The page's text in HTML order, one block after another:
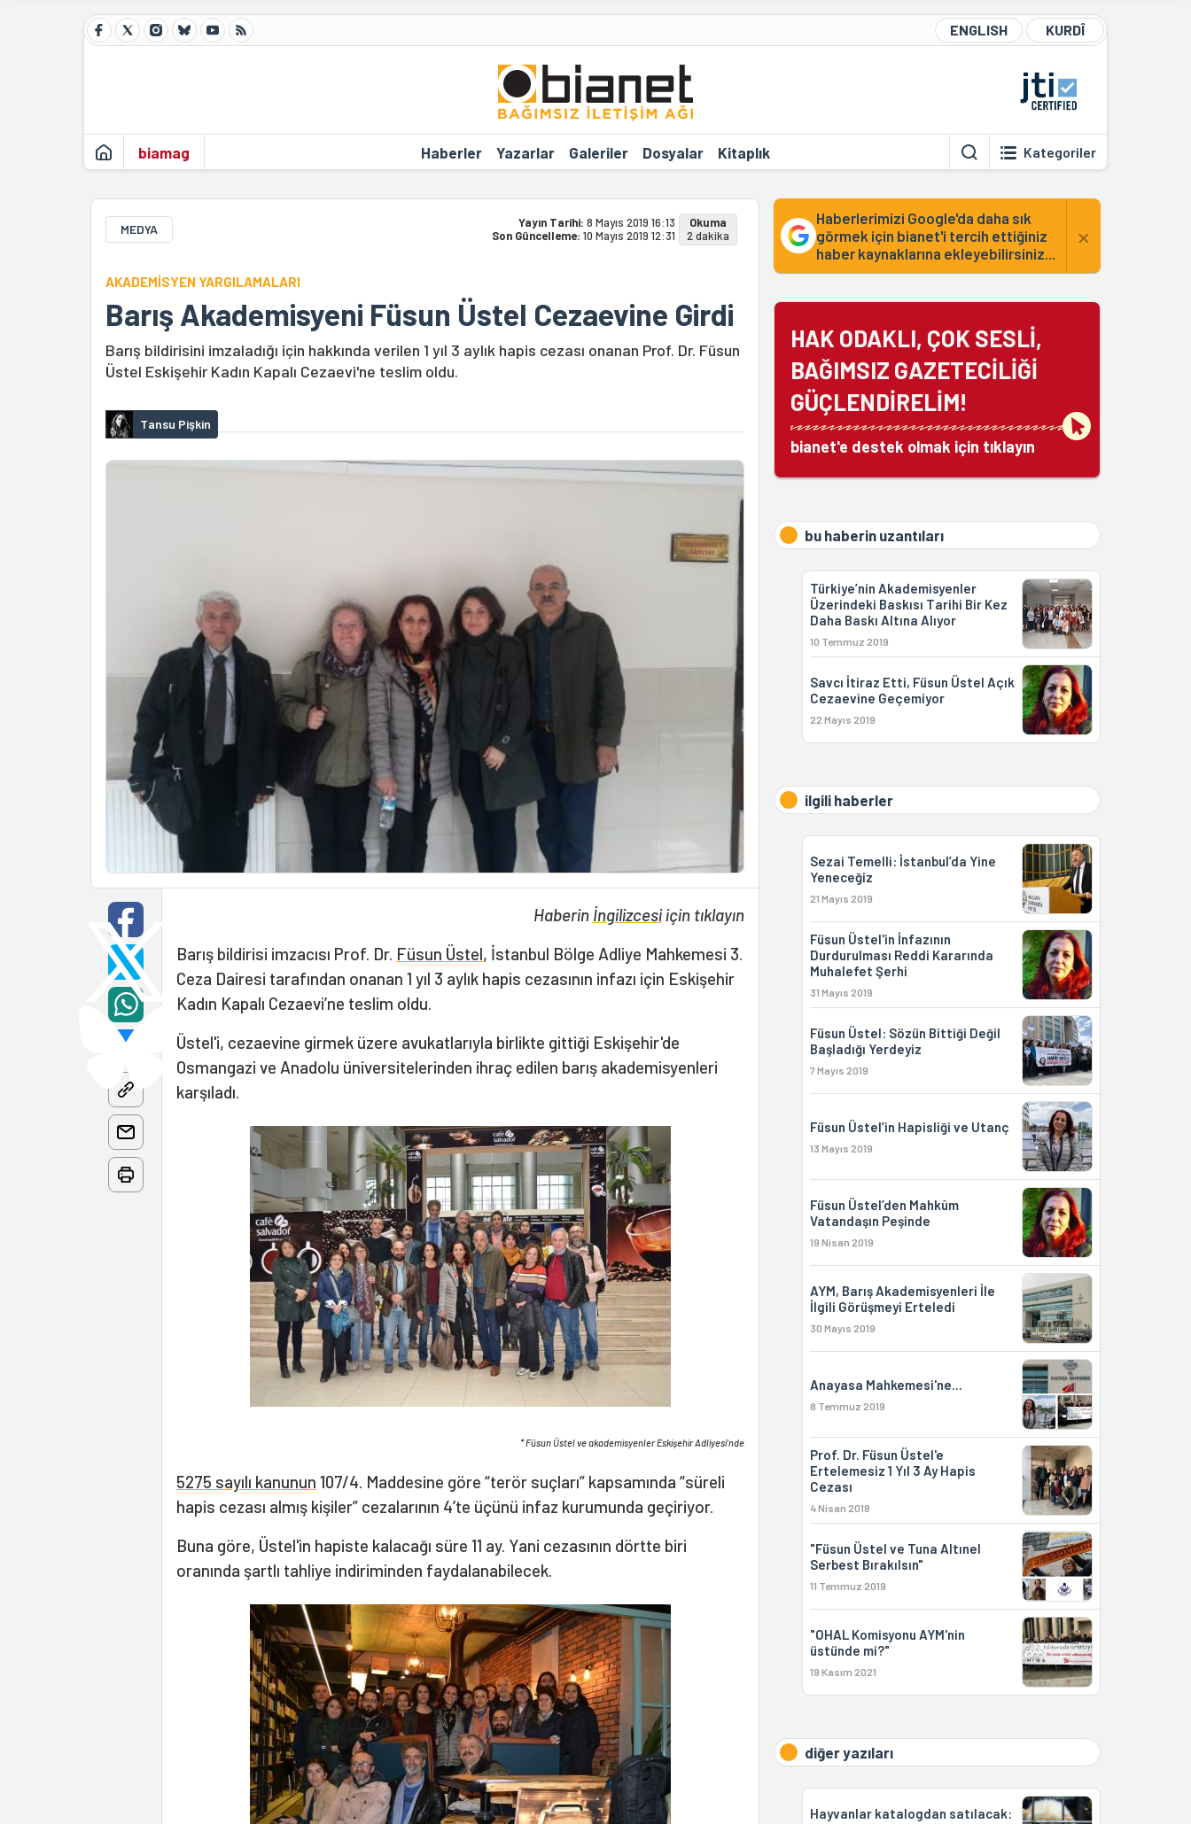
ENGLISH KURDÎ
biamag Haberler Yazarlar Galeriler Dosyalar Kitaplık Kategoriler
MEDYA Yayın Tarihi: 8 Mayıs 2019 16:13
Son Güncelleme: 10 Mayıs 2019 12:31
Okuma
2 dakika
AKADEMİSYEN YARGILAMALARI
Barış Akademisyeni Füsun Üstel Cezaevine Girdi
Barış bildirisini imzaladığı için hakkında verilen 1 yıl 3 aylık hapis cezası onanan Prof. Dr. Füsun
Üstel Eskişehir Kadın Kapalı Cezaevi'ne teslim oldu.
Tansu Pişkin
Haberin İngilizcesiiçin tıklayın
Barış bildirisi imzacısı Prof. Dr. Füsun Üstel, İstanbul Bölge Adliye Mahkemesi 3.
Ceza Dairesi tarafından onanan 1 yıl 3 aylık hapis cezasının infazı için Eskişehir
Kadın Kapalı Cezaevi’ne teslim oldu.
Üstel'i, cezaevine girmek üzere avukatlarıyla birlikte gittiği Eskişehir'de
Osmangazi ve Anadolu üniversitelerinden ihraç edilen barış akademisyenleri
karşıladı.
* Füsun Üstel ve akademisyenler Eskişehir Adliyesi'nde
5275 sayılı kanunun 107/4. Maddesine göre “terör suçları” kapsamında “süreli
hapis cezası almış kişiler” cezalarının 4’te üçünü infaz kurumunda geçiriyor.
Buna göre, Üstel'in hapiste kalacağı süre 11 ay. Yani cezasının dörtte biri
oranında şartlı tahliye indiriminden faydalanabilecek.
Haberlerimizi Google'da daha sık
görmek için bianet'i tercih ettiğiniz
haber kaynaklarına ekleyebilirsiniz...
×
HAK ODAKLI, ÇOK SESLİ,
BAĞIMSIZ GAZETECİLİĞİ
GÜÇLENDİRELİM!
bianet'e destek olmak için tıklayın
bu haberin uzantıları
Türkiye’nin Akademisyenler
Üzerindeki Baskısı Tarihi Bir Kez
Daha Baskı Altına Alıyor
10 Temmuz 2019
Savcı İtiraz Etti, Füsun Üstel Açık
Cezaevine Geçemiyor
22 Mayıs 2019
ilgili haberler
Sezai Temelli: İstanbul’da Yine
Yeneceğiz
21 Mayıs 2019
Füsun Üstel'in İnfazının
Durdurulması Reddi Kararında
Muhalefet Şerhi
31 Mayıs 2019
Füsun Üstel: Sözün Bittiği Değil
Başladığı Yerdeyiz
7 Mayıs 2019
Füsun Üstel’in Hapisliği ve Utanç
13 Mayıs 2019
Füsun Üstel’den Mahkûm
Vatandaşın Peşinde
19 Nisan 2019
AYM, Barış Akademisyenleri İle
İlgili Görüşmeyi Erteledi
30 Mayıs 2019
Anayasa Mahkemesi'ne...
8 Temmuz 2019
Prof. Dr. Füsun Üstel'e
Ertelemesiz 1 Yıl 3 Ay Hapis
Cezası
4 Nisan 2018
"Füsun Üstel ve Tuna Altınel
Serbest Bırakılsın"
11 Temmuz 2019
"OHAL Komisyonu AYM'nin
üstünde mi?"
19 Kasım 2021
diğer yazıları
Hayvanlar katalogdan satılacak: